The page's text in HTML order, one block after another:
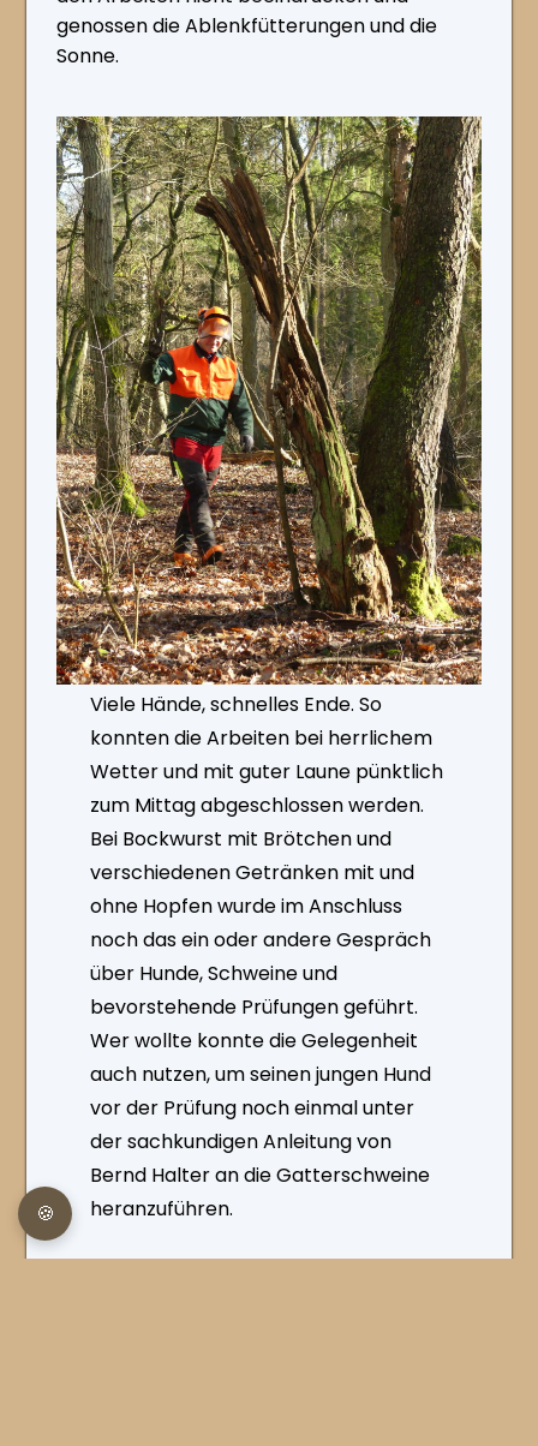
genossen die Ablenkfütterungen und die
Sonne.
Viele Hände, schnelles Ende. So
konnten die Arbeiten bei herrlichem
Wetter und mit guter Laune pünktlich
zum Mittag abgeschlossen werden.
Bei Bockwurst mit Brötchen und
verschiedenen Getränken mit und
ohne Hopfen wurde im Anschluss
noch das ein oder andere Gespräch
über Hunde, Schweine und
bevorstehende Prüfungen geführt.
Wer wollte konnte die Gelegenheit
auch nutzen, um seinen jungen Hund
vor der Prüfung noch einmal unter
der sachkundigen Anleitung von
Bernd Halter an die Gatterschweine
heranzuführen.
🍪